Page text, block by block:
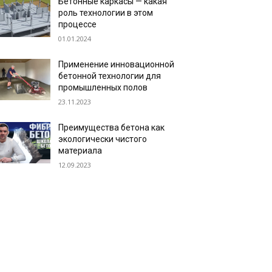
роль технологии в этом
процессе
01.01.2024
Применение инновационной
бетонной технологии для
промышленных полов
23.11.2023
Преимущества бетона как
экологически чистого
материала
12.09.2023